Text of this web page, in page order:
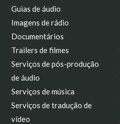
Guias de áudio
Imagens de rádio
Documentários
Trailers de filmes
Serviços de pós-produção
de áudio
Serviços de música
Serviços de tradução de
vídeo